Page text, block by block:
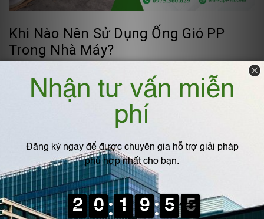
Khi Nào Nên Sử Dụng Ống Gió PP
Trong Nhà Máy?
là giải pháp dẫn khí được nhiều nhà máy lựa chọn
nhờ khả năng kháng hóa chất, chống ăn mòn và độ kín cao.
vận hành và tuổi thọ hệ thống.
ĐỌC TIẾP